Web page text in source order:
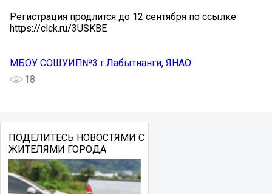
Регистрация продлится до 12 сентября по ссылке
https://clck.ru/3USKBE
МБОУ СОШУИП№3 г.Лабытнанги, ЯНАО
18
ПОДЕЛИТЕСЬ НОВОСТЯМИ С
ЖИТЕЛЯМИ ГОРОДА